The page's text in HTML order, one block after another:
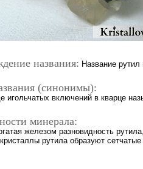
названия: Название рутил
(синонимы):
игольчатых включений в кварце
минерала:
железом разновидность
рутила образуют